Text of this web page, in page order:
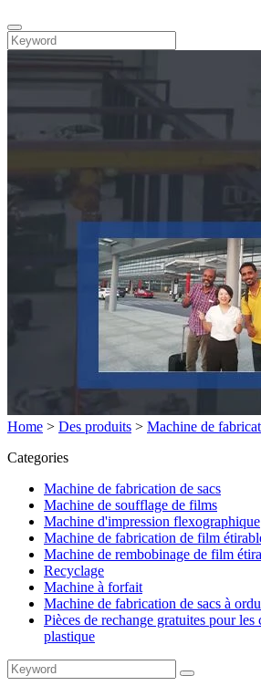
Home > Des produits > Machine de
Categories
Machine de fabrication de sacs
Machine de soufflage de films
Machine d'impression flexographique
Machine de fabrication de film
Machine de rembobinage de film
Recyclage
Machine à forfait
Machine de fabrication de sacs à
Pièces de rechange gratuites pour
plastique